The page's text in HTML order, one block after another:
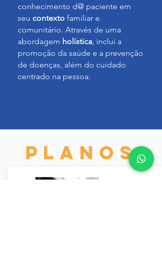
conhecimento d@ paciente em
seu contexto familiar e
comunitário. Através de uma
abordagem holística, inclui a
promoção da saúde e a prevenção
de doenças, além do cuidado
centrado na pessoa.
Planos